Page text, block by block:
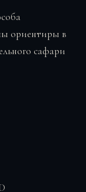
ориентиры в
сафари